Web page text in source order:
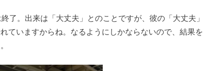
了。出来は「大丈夫」とのことですが、彼の「大丈夫」
ていますからね。なるようにしかならないので、結果を